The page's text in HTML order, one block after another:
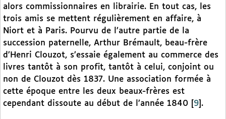
alors commissionnaires en librairie. En tout cas, les
trois amis se mettent régulièrement en affaire, à
Niort et à Paris. Pourvu de l’autre partie de la
succession paternelle, Arthur Brémault, beau-frère
d’Henri Clouzot, s’essaie également au commerce des
livres tantôt à son profit, tantôt à celui, conjoint ou
non de Clouzot dès 1837. Une association formée à
cette époque entre les deux beaux-frères est
cependant dissoute au début de l’année 1840
9 .